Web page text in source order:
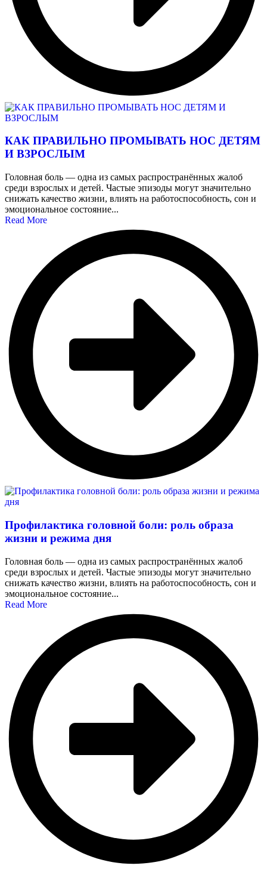
КАК ПРАВИЛЬНО ПРОМЫВАТЬ НОС ДЕТЯМ
И ВЗРОСЛЫМ
Головная боль — одна из самых распространённых жалоб
среди взрослых и детей. Частые эпизоды могут значительно
снижать качество жизни, влиять на работоспособность, сон и
эмоциональное состояние...
Read More
Профилактика головной боли: роль образа
жизни и режима дня
Головная боль — одна из самых распространённых жалоб
среди взрослых и детей. Частые эпизоды могут значительно
снижать качество жизни, влиять на работоспособность, сон и
эмоциональное состояние...
Read More